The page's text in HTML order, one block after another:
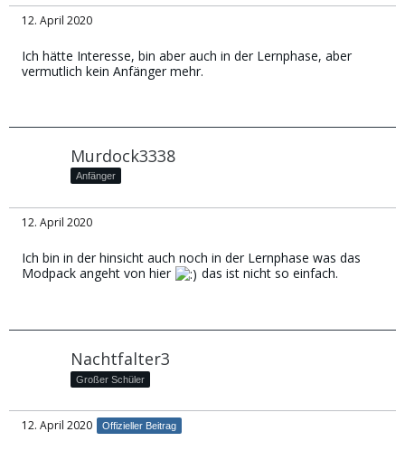
12. April 2020
Ich hätte Interesse, bin aber auch in der Lernphase, aber
vermutlich kein Anfänger mehr.
Murdock3338
Anfänger
12. April 2020
Ich bin in der hinsicht auch noch in der Lernphase was das
Modpack angeht von hier
das ist nicht so einfach.
Nachtfalter3
Großer Schüler
12. April 2020 Offizieller Beitrag